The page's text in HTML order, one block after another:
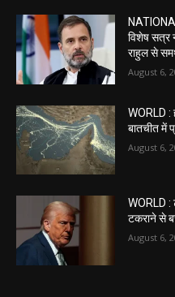
विशेष सत्र
राहुल से
August 6,
WORLD :
बातचीत में
August 6,
WORLD
टकराने से
August 6,